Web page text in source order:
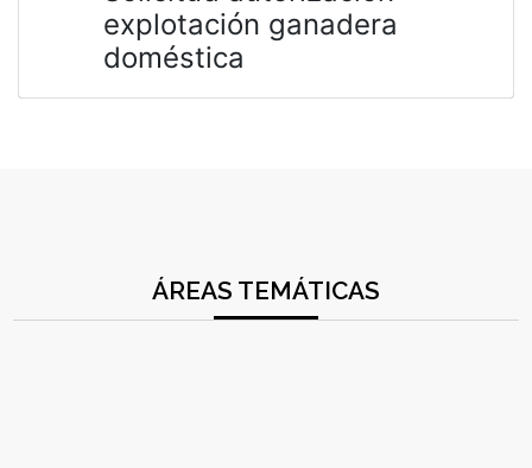
explotación ganadera
doméstica
ÁREAS TEMÁTICAS